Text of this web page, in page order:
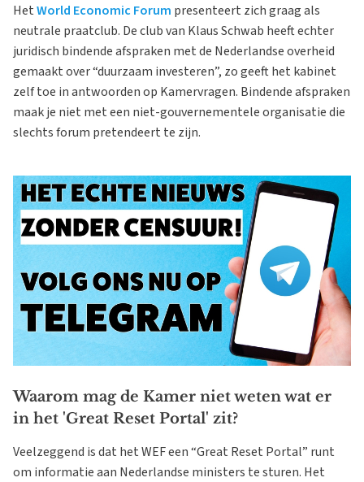
HetWorld Economic Forum presenteert zich graag als
neutrale praatclub. De club van Klaus Schwab heeft echter
juridisch bindende afspraken met de Nederlandse overheid
gemaakt over “duurzaam investeren”, zo geeft het kabinet
zelf toe in antwoorden op Kamervragen. Bindende afspraken
maak je niet met een niet-gouvernementele organisatie die
slechts forum pretendeert te zijn.
Waarom mag de Kamer niet weten wat er
in het 'Great Reset Portal' zit?
Veelzeggend is dat het WEF een “Great Reset Portal” runt
om informatie aan Nederlandse ministers te sturen. Het